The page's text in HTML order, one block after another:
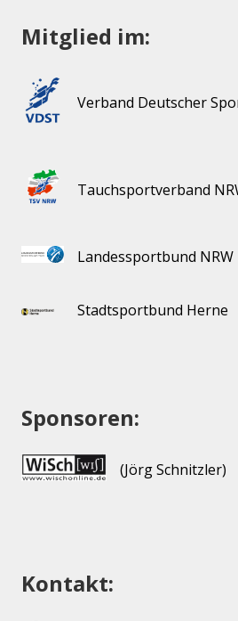
Mitglied im:
Verband Deutscher
Tauchsportverband
Landessportbund NRW
Stadtsportbund Herne
Sponsoren:
(Jörg Schnitzler)
Kontakt: